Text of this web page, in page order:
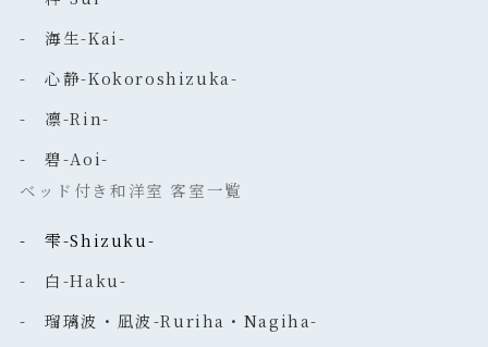
- 海生-Kai-
- 心静-Kokoroshizuka-
- 凛-Rin-
- 碧-Aoi-
ベッド付き和洋室 客室一覧
- 雫-Shizuku-
- 白-Haku-
- 瑠璃波・凪波-Ruriha・Nagiha-